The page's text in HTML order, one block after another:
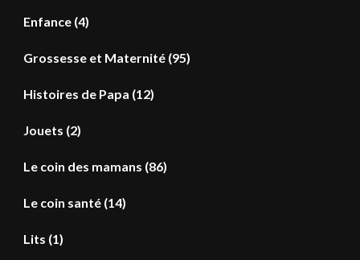
Enfance (4)
Grossesse et Maternité (95)
Histoires de Papa (12)
Jouets (2)
Le coin des mamans (86)
Le coin santé (14)
Lits (1)